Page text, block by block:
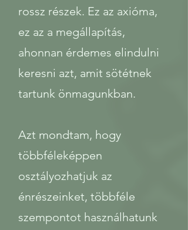
rossz részek. Ez az axióma,
ez az a megállapítás,
ahonnan érdemes elindulni
keresni azt, amit sötétnek
tartunk önmagunkban.
Azt mondtam, hogy
többféleképpen
osztályozhatjuk az
énrészeinket, többféle
szempontot használhatunk